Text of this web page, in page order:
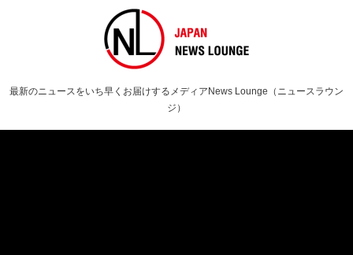
最新のニュースをいち早くお届けするメディアNews Lounge（ニュースラウン
ジ）